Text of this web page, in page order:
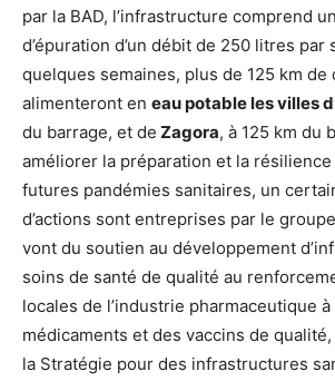
par la BAD, l’infrastructure comprend
d’épuration d’un débit de 250 litres par
quelques semaines, plus de 125 km de
alimenteront en eau potable les villes
du barrage, et de Zagora, à 125 km du
améliorer la préparation et la résilience
futures pandémies sanitaires, un
d’actions sont entreprises par le
vont du soutien au développement
soins de santé de qualité au
locales de l’industrie pharmaceutique
médicaments et des vaccins de
la Stratégie pour des infrastructures